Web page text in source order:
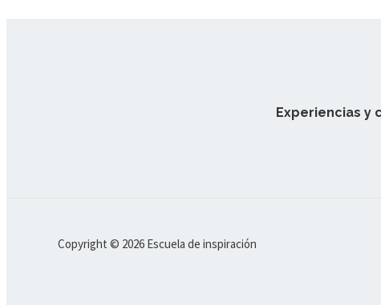
Experiencias y
Copyright © 2026 Escuela de inspiración